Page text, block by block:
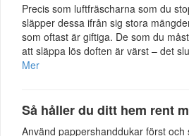
Precis som luftfräscharna som du
släpper dessa ifrån sig stora
som oftast är giftiga. De som du
att släppa lös doften är värst – det
Mer
Så håller du ditt hem rent
Använd pappershanddukar först